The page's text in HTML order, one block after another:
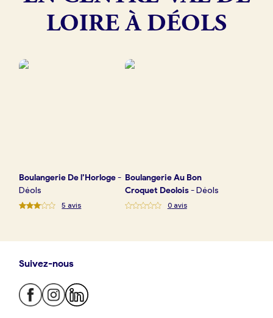
Pourquoi
adhérer à
Actualités
Je crée mon compte Connexion
LOIRE À DÉOLS
Boulangerie De l’Horloge-
Déols
5 avis
BoulangerieAu Bon
Croquet Deolois-Déols
0avis
Suivez-nous